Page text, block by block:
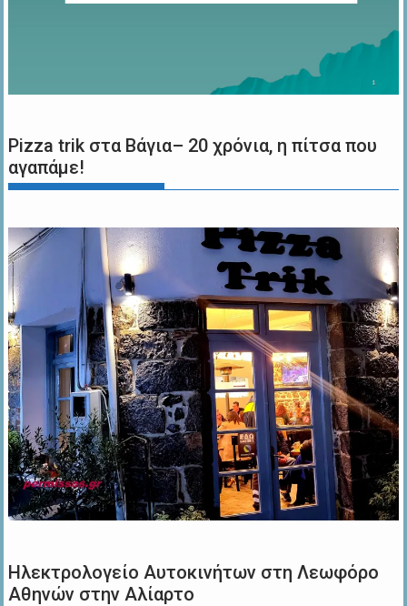
Pizza trik στα Βάγια– 20 χρόνια, η πίτσα που
αγαπάμε!
Ηλεκτρολογείο Αυτοκινήτων στη Λεωφόρο
Αθηνών στην Αλίαρτο